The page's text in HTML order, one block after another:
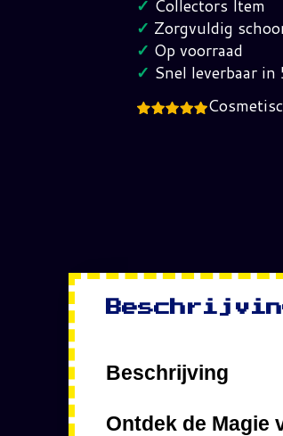
Jaren
80
hoeveelheid
✓ Collectors Item
✓ Zorgvuldig
✓ Op voorraad
✓ Snel leverbaar
Beschrijving
Ontdek de Magie